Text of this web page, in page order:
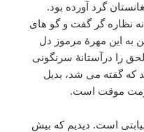
گرد آورده بود.
نظاره گر گفت و گو های
به این مهرۀ مرموز دل
را درآستانۀ سرنگونی
که گفته می شد، بدیل
موقت است.
است. دیدیم که بیش